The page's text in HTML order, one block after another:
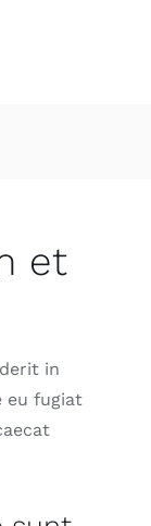
et
in
eu fugiat